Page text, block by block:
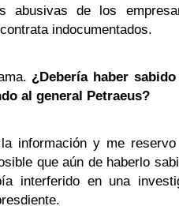
abusivas de los
indocumentados.
¿Debería haber
al general Petraeus?
información y me
que aún de haberlo
interferido en una